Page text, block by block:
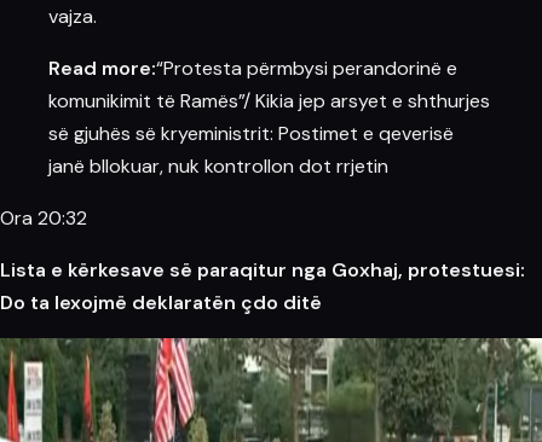
vajza.
Read more:“Protesta përmbysi perandorinë e
komunikimit të Ramës”/ Kikia jep arsyet e shthurjes
së gjuhës së kryeministrit: Postimet e qeverisë
janë bllokuar, nuk kontrollon dot rrjetin
Ora 20:32
Lista e kërkesave së paraqitur nga Goxhaj, protestuesi:
Do ta lexojmë deklaratën çdo ditë